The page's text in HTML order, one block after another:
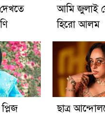
আমি জুলাই
হিরো আলম
ছাত্র